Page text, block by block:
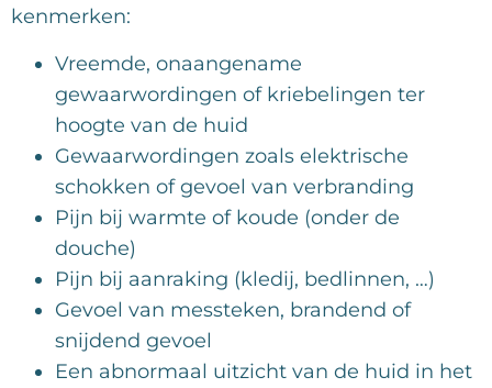
kenmerken:
Vreemde, onaangename
gewaarwordingen of kriebelingen ter
hoogte van de huid
Gewaarwordingen zoals elektrische
schokken of gevoel van verbranding
Pijn bij warmte of koude (onder de
douche)
Pijn bij aanraking (kledij, bedlinnen, …)
Gevoel van messteken, brandend of
snijdend gevoel
Een abnormaal uitzicht van de huid in het